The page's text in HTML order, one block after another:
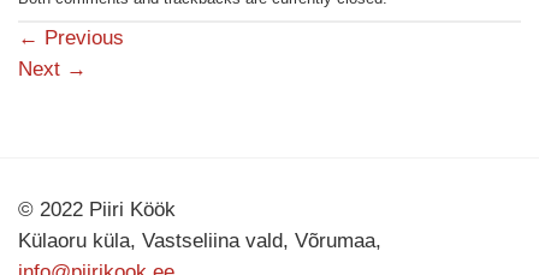
← Previous
Next →
© 2022 Piiri Köök
Külaoru küla, Vastseliina vald, Võrumaa,